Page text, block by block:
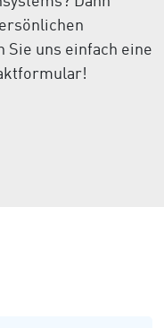
uns einfach eine